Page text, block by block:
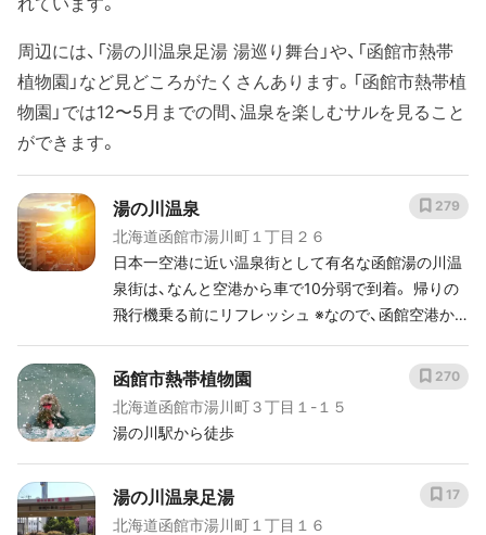
周辺には、「湯の川温泉足湯 湯巡り舞台」や、「函館市熱帯
植物園」など見どころがたくさんあります。「函館市熱帯植
物園」では12〜5月までの間、温泉を楽しむサルを見ること
ができます。
湯の川温泉
北海道函館市湯川町１丁目２６
日本一空港に近い温泉街として有名な函館湯の川温
泉街は、なんと空港から車で10分弱で到着。 帰りの
飛行機乗る前にリフレッシュ ※なので、函館空港か
がおすすめ
279
函館市熱帯植物園
北海道函館市湯川町３丁目１-１５
湯の川駅から徒歩
270
湯の川温泉足湯
北海道函館市湯川町１丁目１６
17